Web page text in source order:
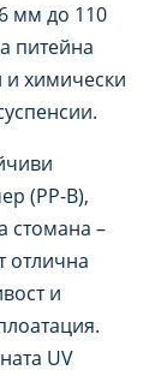
мм до 110
питейна
и химически
(PP-B),
стомана –
отлична
и
UV